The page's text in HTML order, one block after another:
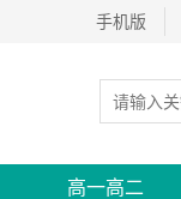
手机版
高一高二